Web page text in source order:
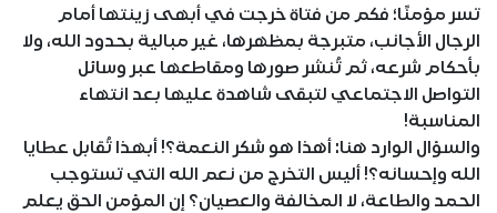
تسر مؤمنًا؛ فكم من فتاة خرجت في أبهى زينتها أمام
الرجال الأجانب، متبرجة بمظهرها، غير مبالية بحدود الله، ولا
بأحكام شرعه، ثم تُنشر صورها ومقاطعها عبر وسائل
التواصل الاجتماعي لتبقى شاهدة عليها بعد انتهاء
المناسبة!
والسؤال الوارد هنا: أهذا هو شكر النعمة؟! أبهذا تُقابل عطايا
الله وإحسانه؟! أليس التخرج من نعم الله التي تستوجب
الحمد والطاعة، لا المخالفة والعصيان؟ إن المؤمن الحق يعلم